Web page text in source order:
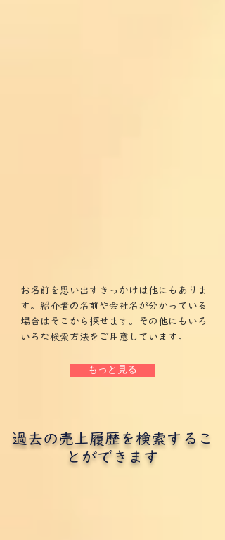
お名前を思い出すきっかけは他にもありま
す。紹介者の名前や会社名が分かっている
場合はそこから探せます。その他にもいろ
いろな検索方法をご用意しています。
もっと見る
過去の売上履歴を検索するこ
とができます